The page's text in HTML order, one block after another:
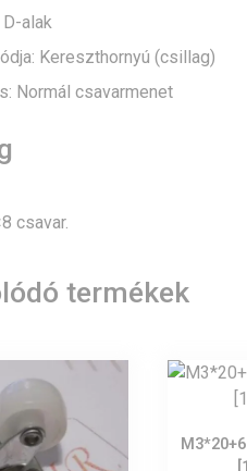
alak
Kereszthornyú (csillag)
Normál csavarmenet
csavar.
termékek